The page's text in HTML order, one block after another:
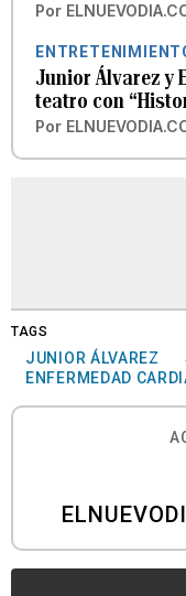
Por
Junior Álvarez y
teatro con
Por
TAGS
JUNIOR ÁLVAREZ
ENFERMEDAD